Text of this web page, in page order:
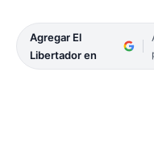
Agregar El
Libertador en